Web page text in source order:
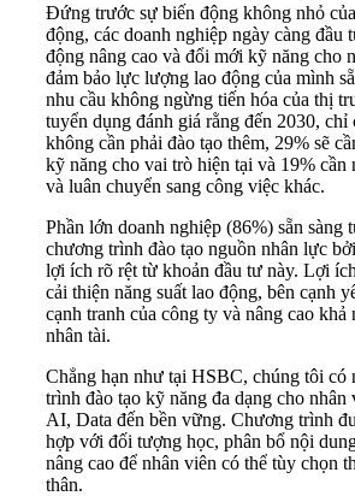
Đứng trước sự biến động không nhỏ
động, các doanh nghiệp ngày càng đầu
động nâng cao và đổi mới kỹ năng cho
đảm bảo lực lượng lao động của mình
nhu cầu không ngừng tiến hóa của thị
tuyển dụng đánh giá rằng đến 2030,
không cần phải đào tạo thêm, 29% sẽ
kỹ năng cho vai trò hiện tại và 19% cần
và luân chuyển sang công việc khác.
Phần lớn doanh nghiệp (86%) sẵn sàng
chương trình đào tạo nguồn nhân lực
lợi ích rõ rệt từ khoản đầu tư này. Lợi
cải thiện năng suất lao động, bên cạnh
cạnh tranh của công ty và nâng cao khả
nhân tài.
Chẳng hạn như tại HSBC, chúng tôi có
trình đào tạo kỹ năng đa dạng cho nhân
AI, Data đến bền vững. Chương trình
hợp với đối tượng học, phân bổ nội
nâng cao để nhân viên có thể tùy chọn
thân.